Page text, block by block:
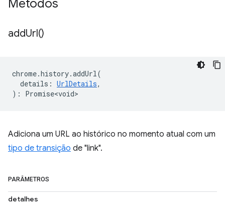
Métodos
addUrl()
chrome.history.addUrl(
details : UrlDetails,
) : Promise<void>
Adiciona um URL ao histórico no momento atual com um
tipo de transição de "link".
PARÂMETROS
detalhes